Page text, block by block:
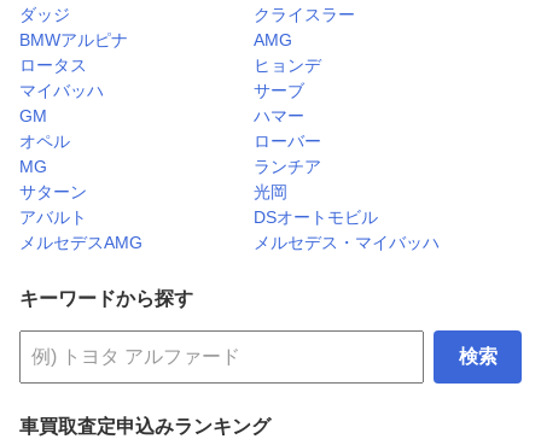
ダッジ
クライスラー
BMWアルピナ
AMG
ロータス
ヒョンデ
マイバッハ
サーブ
GM
ハマー
オペル
ローバー
MG
ランチア
サターン
光岡
アバルト
DSオートモビル
メルセデスAMG
メルセデス・マイバッハ
キーワードから探す
検索
車買取査定申込みランキング